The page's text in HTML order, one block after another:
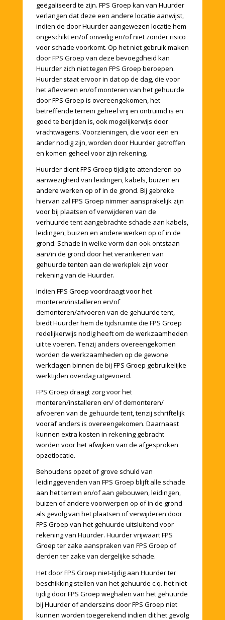
geëgaliseerd te zijn. FPS Groep kan van Huurder
verlangen dat deze een andere locatie aanwijst,
indien de door Huurder aangewezen locatie hem
ongeschikt en/of onveilig en/of niet zonder risico
voor schade voorkomt. Op het niet gebruik maken
door FPS Groep van deze bevoegdheid kan
Huurder zich niet tegen FPS Groep beroepen.
Huurder staat ervoor in dat op de dag, die voor
het afleveren en/of monteren van het gehuurde
door FPS Groep is overeengekomen, het
betreffende terrein geheel vrij en ontruimd is en
goed te berijden is, ook mogelijkerwijs door
vrachtwagens. Voorzieningen, die voor een en
ander nodig zijn, worden door Huurder getroffen
en komen geheel voor zijn rekening.
Huurder dient FPS Groep tijdig te attenderen op
aanwezigheid van leidingen, kabels, buizen en
andere werken op of in de grond. Bij gebreke
hiervan zal FPS Groep nimmer aansprakelijk zijn
voor bij plaatsen of verwijderen van de
verhuurde tent aangebrachte schade aan kabels,
leidingen, buizen en andere werken op of in de
grond. Schade in welke vorm dan ook ontstaan
aan/in de grond door het verankeren van
gehuurde tenten aan de werkplek zijn voor
rekening van de Huurder.
Indien FPS Groep voordraagt voor het
monteren/installeren en/of
demonteren/afvoeren van de gehuurde tent,
biedt Huurder hem de tijdsruimte die FPS Groep
redelijkerwijs nodig heeft om de werkzaamheden
uit te voeren. Tenzij anders overeengekomen
worden de werkzaamheden op de gewone
werkdagen binnen de bij FPS Groep gebruikelijke
werktijden overdag uitgevoerd.
FPS Groep draagt zorg voor het
monteren/installeren en/ of demonteren/
afvoeren van de gehuurde tent, tenzij schriftelijk
vooraf anders is overeengekomen. Daarnaast
kunnen extra kosten in rekening gebracht
worden voor het afwijken van de afgesproken
opzetlocatie.
Behoudens opzet of grove schuld van
leidinggevenden van FPS Groep blijft alle schade
aan het terrein en/of aan gebouwen, leidingen,
buizen of andere voorwerpen op of in de grond
als gevolg van het plaatsen of verwijderen door
FPS Groep van het gehuurde uitsluitend voor
rekening van Huurder. Huurder vrijwaart FPS
Groep ter zake aanspraken van FPS Groep of
derden ter zake van dergelijke schade.
Het door FPS Groep niet-tijdig aan Huurder ter
beschikking stellen van het gehuurde c.q. het niet-
tijdig door FPS Groep weghalen van het gehuurde
bij Huurder of anderszins door FPS Groep niet
kunnen worden toegerekend indien dit het gevolg